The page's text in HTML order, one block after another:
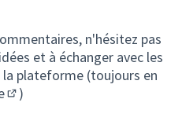
n'hésitez pas
et à échanger avec les
la plateforme (toujours en
(S'ouvre dans un nouvel
)